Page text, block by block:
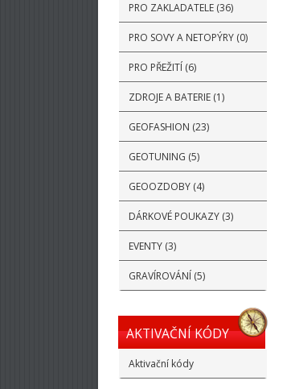
PRO ZAKLADATELE (36)
PRO SOVY A NETOPÝRY (0)
PRO PŘEŽITÍ (6)
ZDROJE A BATERIE (1)
GEOFASHION (23)
GEOTUNING (5)
GEOOZDOBY (4)
DÁRKOVÉ POUKAZY (3)
EVENTY (3)
GRAVÍROVÁNÍ (5)
AKTIVAČNÍ KÓDY
Aktivační kódy